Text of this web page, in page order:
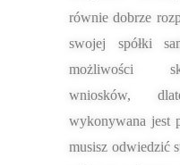
równie dobrze
swojej spółki
możliwości
wniosków,
wykonywana jest
musisz odwiedzić